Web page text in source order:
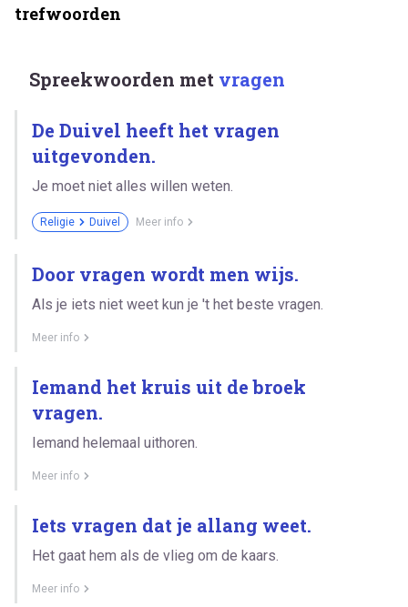
trefwoorden
Spreekwoorden met vragen
De Duivel heeft het vragen
uitgevonden.
Je moet niet alles willen weten.
Religie Duivel Meer info
Door vragen wordt men wijs.
Als je iets niet weet kun je 't het beste vragen.
Meer info
Iemand het kruis uit de broek
vragen.
Iemand helemaal uithoren.
Meer info
Iets vragen dat je allang weet.
Het gaat hem als de vlieg om de kaars.
Meer info